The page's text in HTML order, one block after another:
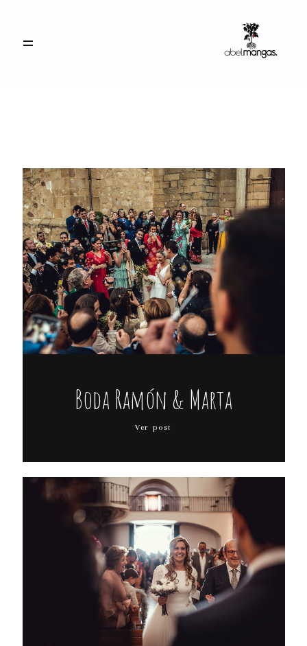
Boda Ramón & Marta
Ver post
CONTACTO
ACCESO CLIENTES
info@abelmangas.es
BY DIGITAL84